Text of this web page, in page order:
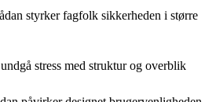
styrker fagfolk sikkerheden i større
stress med struktur og overblik